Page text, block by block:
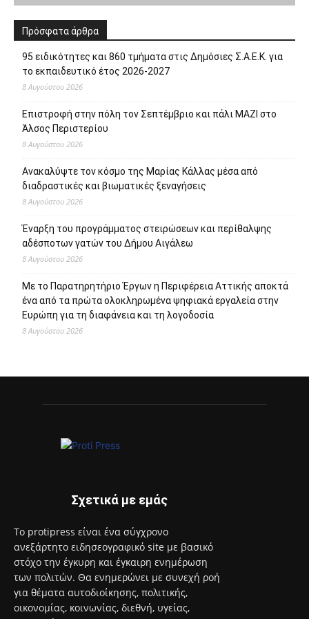
Με το Παρατηρητήριο Έργων η Περιφέρεια Αττικής αποκτά
ένα από τα πρώτα ολοκληρωμένα ψηφιακά εργαλεία στην
Ευρώπη για τη διαφάνεια και τη λογοδοσία
Το protipress είναι ένα σύγχρονο
ανεξάρτητο ειδησεογραφικό site με βασικό
στόχο την έγκυρη και έγκαιρη ενημέρωση
των πολιτών. Θα ενημερώνει με συνεχή ροή
για θέματα αυτοδιοίκησης, πολιτικής,
οικονομίας, κοινωνίας, διεθνή, υγείας,
Όροι Χρήσης
Πολιτική Απορρήτου